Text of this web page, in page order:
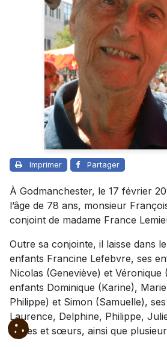
Imprimer Partager
À Godmanchester, le 17 février
l’âge de 78 ans, monsieur
conjoint de madame France
Outre sa conjointe, il laisse dans
enfants Francine Lefebvre, ses
Nicolas (Geneviève) et Véronique
enfants Dominique (Karine),
Philippe) et Simon (Samuelle),
Laurence, Delphine, Philippe,
frères et sœurs, ainsi que